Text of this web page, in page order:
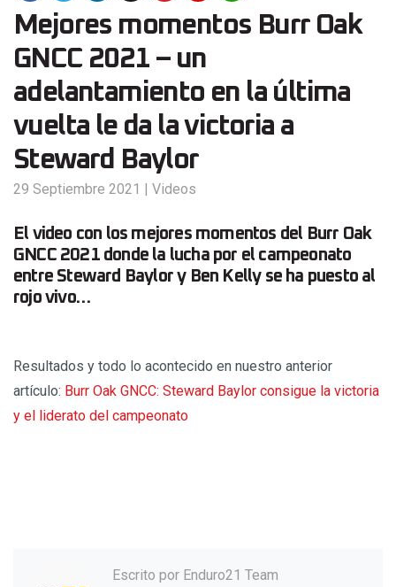
Mejores momentos Burr Oak
GNCC 2021 – un
adelantamiento en la última
vuelta le da la victoria a
Steward Baylor
29 Septiembre 2021 | Videos
El video con los mejores momentos del Burr Oak
GNCC 2021 donde la lucha por el campeonato
entre Steward Baylor y Ben Kelly se ha puesto al
rojo vivo…
Resultados y todo lo acontecido en nuestro anterior
artículo: Burr Oak GNCC: Steward Baylor consigue la victoria
y el liderato del campeonato
Escrito por Enduro21 Team